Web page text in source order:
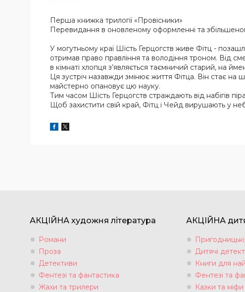
Перша книжка трилогії «Провісники»
Перевидання в оновленому оформленні та
У могутньому краї Шість Герцогств живе Фітц -
отримав право правління та володіння троном. Від
в кімнаті хлопця з’являється таємничий старий, на
Ця зустріч назавжди змінює життя Фітца. Він стає
майстерно опановує цю науку.
Тим часом Шість Герцогств страждають від набігів
Щоб захистити свій край, Фітц і Чейд вирушають у
АКЦІЙНА художня література
Романи
Проза
Детективи
Фентезі та фантастика
Жахи та трилери
АКЦІЙНА
Дитячі
Книги для
Фентезі та
Казки та міфи